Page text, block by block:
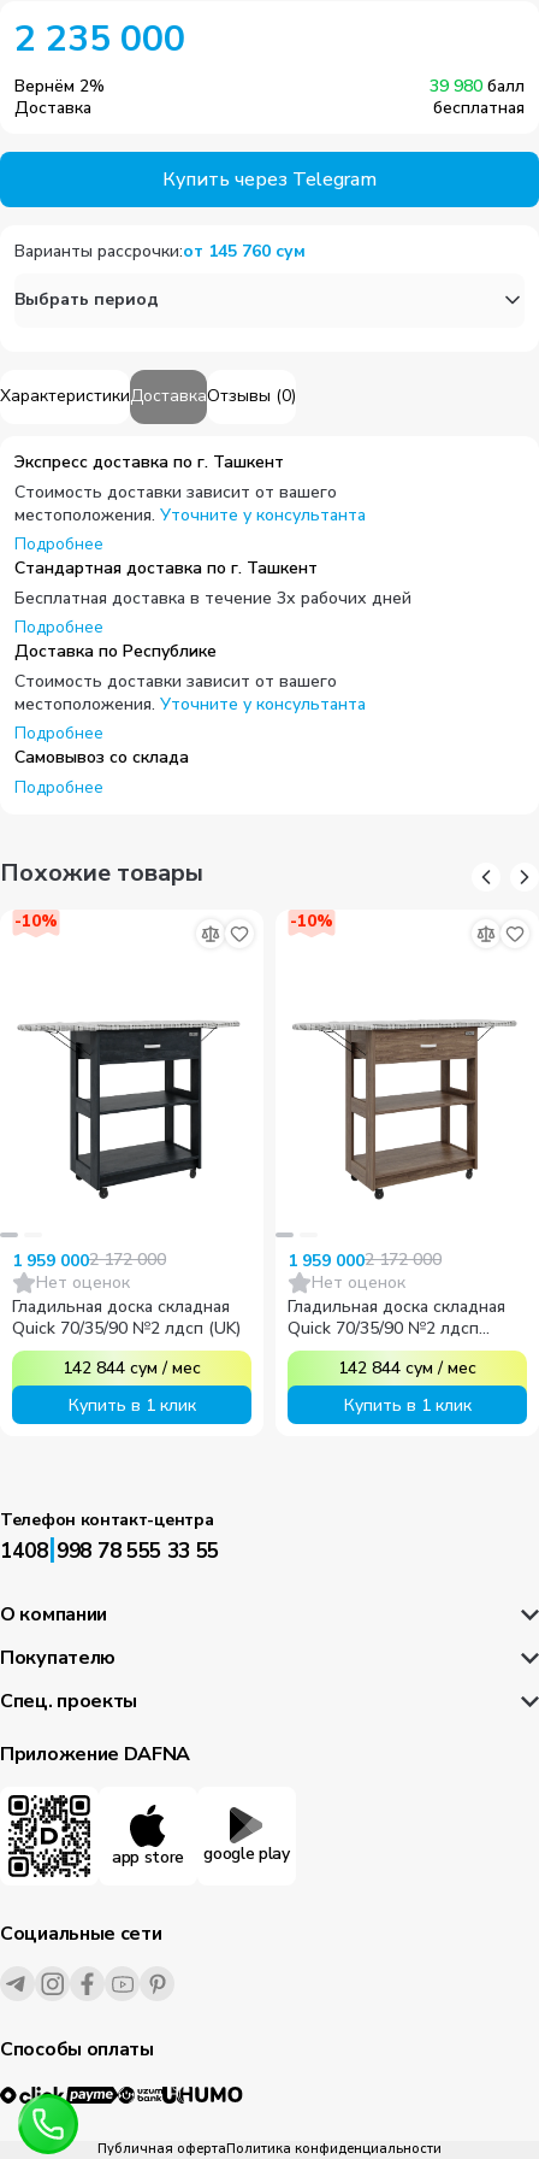
ХарактеристикиДоставкаОтзывы (0)
Экспресс доставка по г. Ташкент
Стоимость доставки зависит от вашего
местоположения. Уточните у консультанта
Подробнее
Стандартная доставка по г. Ташкент
Бесплатная доставка в течение 3х рабочих дней
Подробнее
Доставка по Республике
Стоимость доставки зависит от вашего
местоположения. Уточните у консультанта
Подробнее
Самовывоз со склада
Подробнее
2 235 000
Вернём 2% 39 980 балл
Доставка
бесплатная
Купить через Telegram
Варианты рассрочки:от 145 760 сум
Выбрать период
Похожие товары
-10%
1 959 0002 172 000
Нет оценок
Гладильная доска складная
Quick 70/35/90 №2 лдсп (UK)
142 844 сум /мес
Купить в 1 клик
-10%
1 959 0002 172 000
Нет оценок
Гладильная доска складная
Quick 70/35/90 №2 лдсп
(MDV)
142 844 сум /мес
Купить в 1 клик
Телефон контакт-центра
1408|998 78 555 33 55
О компании
Покупателю
Спец. проекты
Приложение DAFNA
app store google play
Социальные сети
Способы оплаты
Публичная офертаПолитика конфиденциальности